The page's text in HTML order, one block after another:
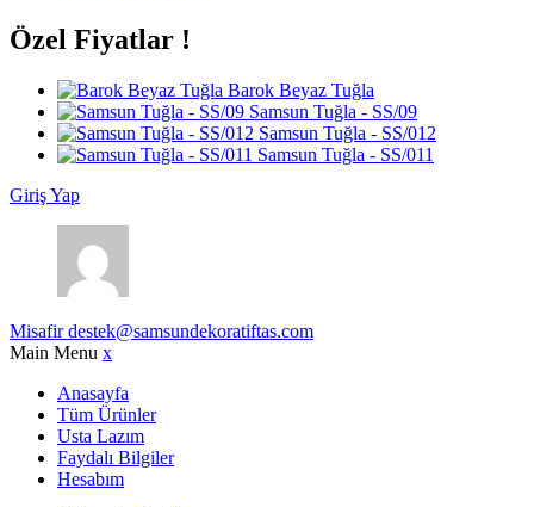
Özel Fiyatlar !
Barok Beyaz Tuğla
Samsun Tuğla - SS/09
Samsun Tuğla - SS/012
Samsun Tuğla - SS/011
Giriş Yap
Misafirdestek@samsundekoratiftas.com
Main Menu x
Anasayfa
Tüm Ürünler
Usta Lazım
Faydalı Bilgiler
Hesabım